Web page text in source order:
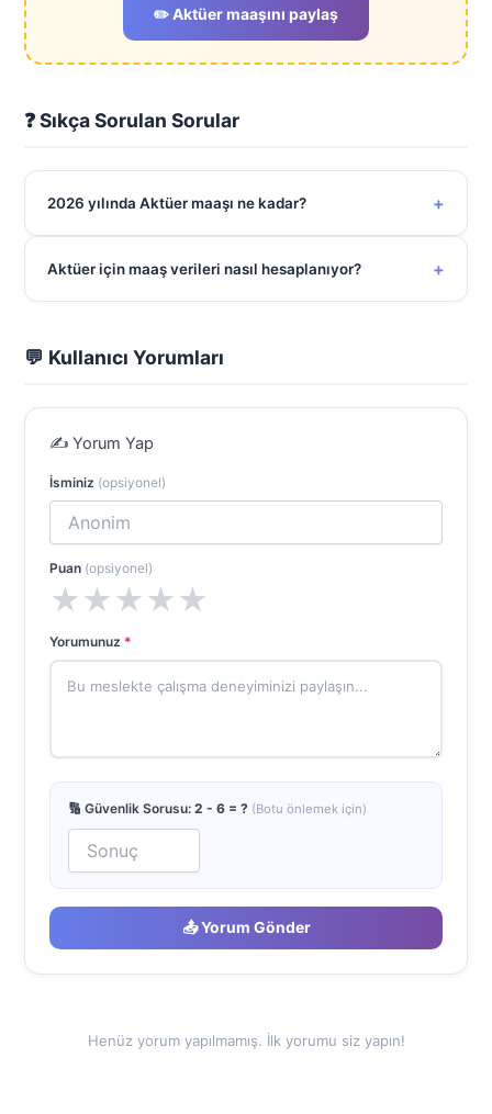
✏️ Aktüer maaşını paylaş
❓ Sıkça Sorulan Sorular
2026 yılında Aktüer maaşı ne kadar? +
Aktüer için maaş verileri nasıl hesaplanıyor? +
💬 Kullanıcı Yorumları
✍️ Yorum Yap
İsminiz (opsiyonel)
Puan (opsiyonel)
★★★★★
Yorumunuz *
🔢 Güvenlik Sorusu: 2 - 6 = ? (Botu önlemek için)
📤 Yorum Gönder
Henüz yorum yapılmamış. İlk yorumu siz yapın!